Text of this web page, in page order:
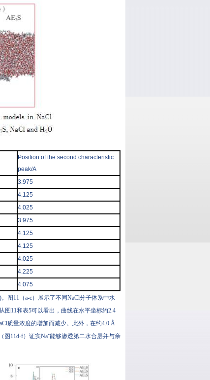
Position of the second characteristic
peak/A
3.975
4.125
4.025
3.975
4.125
4.125
4.025
4.225
4.075
图11（a-c）展示了不同NaCl分子体系中水
图11和表5可以看出，曲线在水平坐标约2.4
质量浓度的增加而减少。此外，在约4.0 Å
图11d-f）证实Na⁺能够渗透第二水合层并与亲